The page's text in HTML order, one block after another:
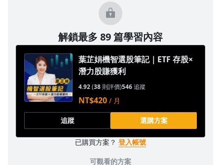
解鎖最多 89 篇學習內容
葉芷娟機智選股筆記｜ETF 存股×
潛力股賺獲利
4.92(38 則評價)546追蹤
NT$420 / 月
追蹤 選購方案
已購買方案？ 登入帳號
可觀看的方案